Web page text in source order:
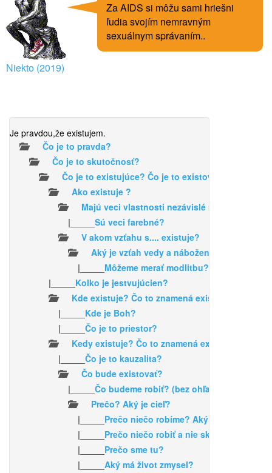
Niekto (2019)
Za AIDS si môžu sami hriešni
ľudia svojím nemravným
sexuálnym správaním..
Je pravdou,že existujem.
Čo je to pravda?
Čo je to skutočnosť?
Čo je to existujúce? Čo je to existovať?
Ako existuje ?
Majú veci vlastnosti nezávislé na našom
|_____ Sú veci farebné?
V akom vzťahu s.... existuje?
Aký je vzťah vedy a náboženstva?
|_____ Môžeme merať modlitbu?
|_____ Kolko je jestvujúcien?
Kde existuje? Čo to znamená existovať v
|_____ Kde je Boh?
|_____ Čo je to priestor?
Kedy existuje? Čo to znamená existovať v čase
|_____ Čo je to kauzalita?
Čo bude existovať?
|_____ Čo budeme robiť? (bez ohľadu nato, čo
Prečo? Aký je cieľ?
|_____ Prečo niečo robíme? Aký je cieľ toho
|_____ Prečo niečo robiť a nie skôr nič?
|_____ Prečo sme tu?
|_____ Aký má život zmysel?